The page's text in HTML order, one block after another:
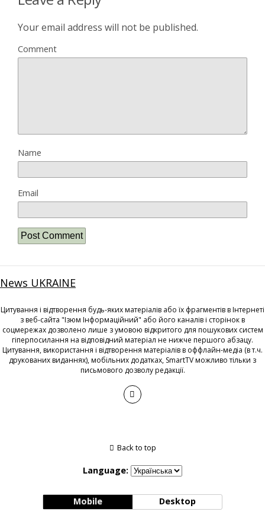
Your email address will not be published.
Comment
Name
Email
News UKRAINE
Цитування і відтворення будь-яких матеріалів або їх фрагментів в Інтернеті
з веб-сайта "Ізюм Інформаційний" або його каналів і сторінок в
соцмережах дозволено лише з умовою відкритого для пошукових систем
гіперпосилання на відповідний матеріал не нижче першого абзацу.
Цитування, використання і відтворення матеріалів в оффлайн-медіа (в т.ч.
друкованих виданнях), мобільних додатках, SmartTV можливо тільки з
письмового дозволу редакції.
Back to top
Language:
Mobile Desktop